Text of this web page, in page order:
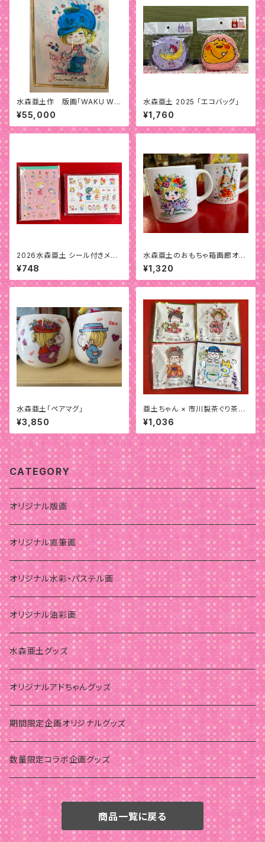
水森亜土作 版画「WAKU WA
KU」
¥55,000
水森亜土 2025 「エコバッグ」
¥1,760
2026水森亜土 シール付きメモ
パッド
¥748
水森亜土のおもちゃ箱画廊オリ
ジナル「小ちゃいマグカップ」
¥1,320
水森亜土「ペアマグ」
¥3,850
亜土ちゃん × 市川製茶ぐり茶テ
ィーバッグ（2個入) 8 袋セット
¥1,036
CATEGORY
オリジナル版画
オリジナル直筆画
オリジナル水彩・パステル画
オリジナル油彩画
水森亜土グッズ
オリジナルアドちゃんグッズ
期間限定企画オリジナルグッズ
数量限定コラボ企画グッズ
商品一覧に戻る